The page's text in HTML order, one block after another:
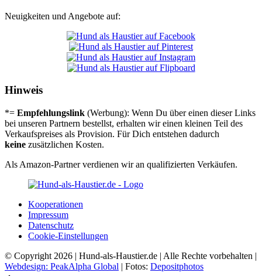
Neuigkeiten und Angebote auf:
Hinweis
*= Empfehlungslink (Werbung): Wenn Du über einen dieser Links
bei unseren Partnern bestellst, erhalten wir einen kleinen Teil des
Verkaufspreises als Provision. Für Dich entstehen dadurch
keine zusätzlichen Kosten.
Als Amazon-Partner verdienen wir an qualifizierten Verkäufen.
Koope­ra­tio­nen
Impres­sum
Daten­schutz
Coo­kie-Ein­stel­lun­gen
© Copyright 2026 | Hund-als-Haustier.de | Alle Rechte vorbehalten |
Webdesign: PeakAlpha Global | Fotos: Depositphotos